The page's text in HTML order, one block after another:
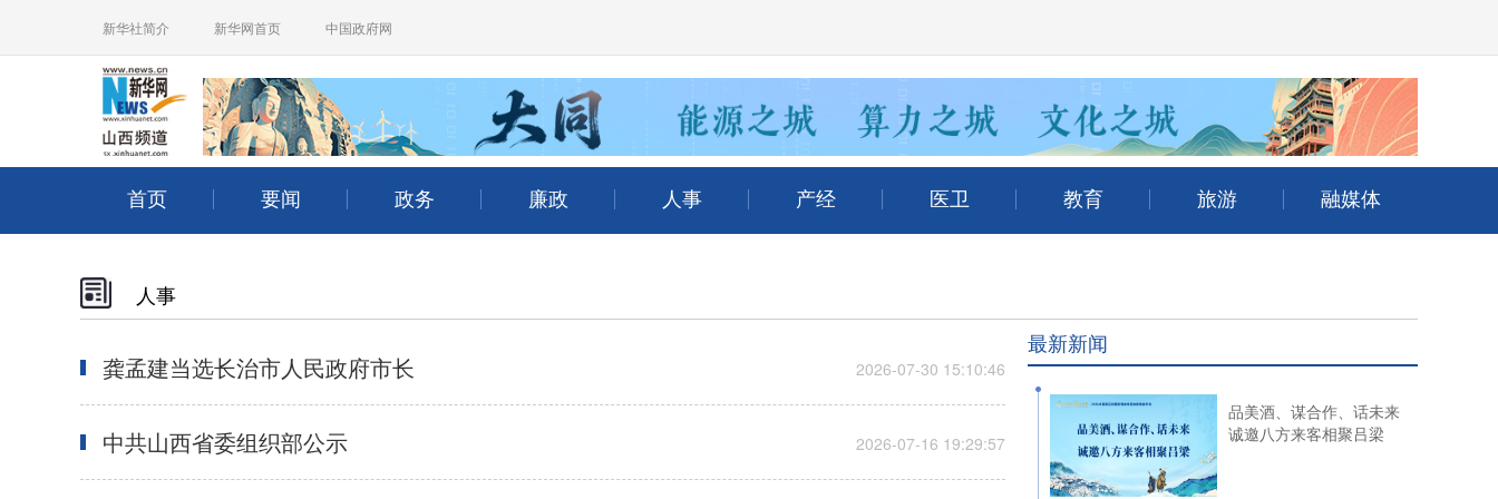
人事
龚孟建当选长治市人民政府市长
中共山西省委组织部公示
最新新闻
品美酒、谋合作、话未来
诚邀八方来客相聚吕梁